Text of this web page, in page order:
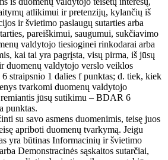
atlikimui ir pretenzijų, kylančių iš
ir švietimo paslaugų sutarties arba
pareiškimui, saugumui, sukčiavimo
valdytojo tiesioginei rinkodarai arba
kai tai yra pagrįsta, visų pirma, iš jūsų
duomenų valdytojo verslo veiklos
straipsnio 1 dalies f punktas; d. tiek, kiek
tvarkomi duomenų valdytojo
jūsų sutikimu – BDAR 6
punktas.
su savo asmens duomenimis, teisę juos
apriboti duomenų tvarkymą. Jeigu
yra būtinas Informacinių ir švietimo
Demonstracinės sąskaitos sutarčiai,